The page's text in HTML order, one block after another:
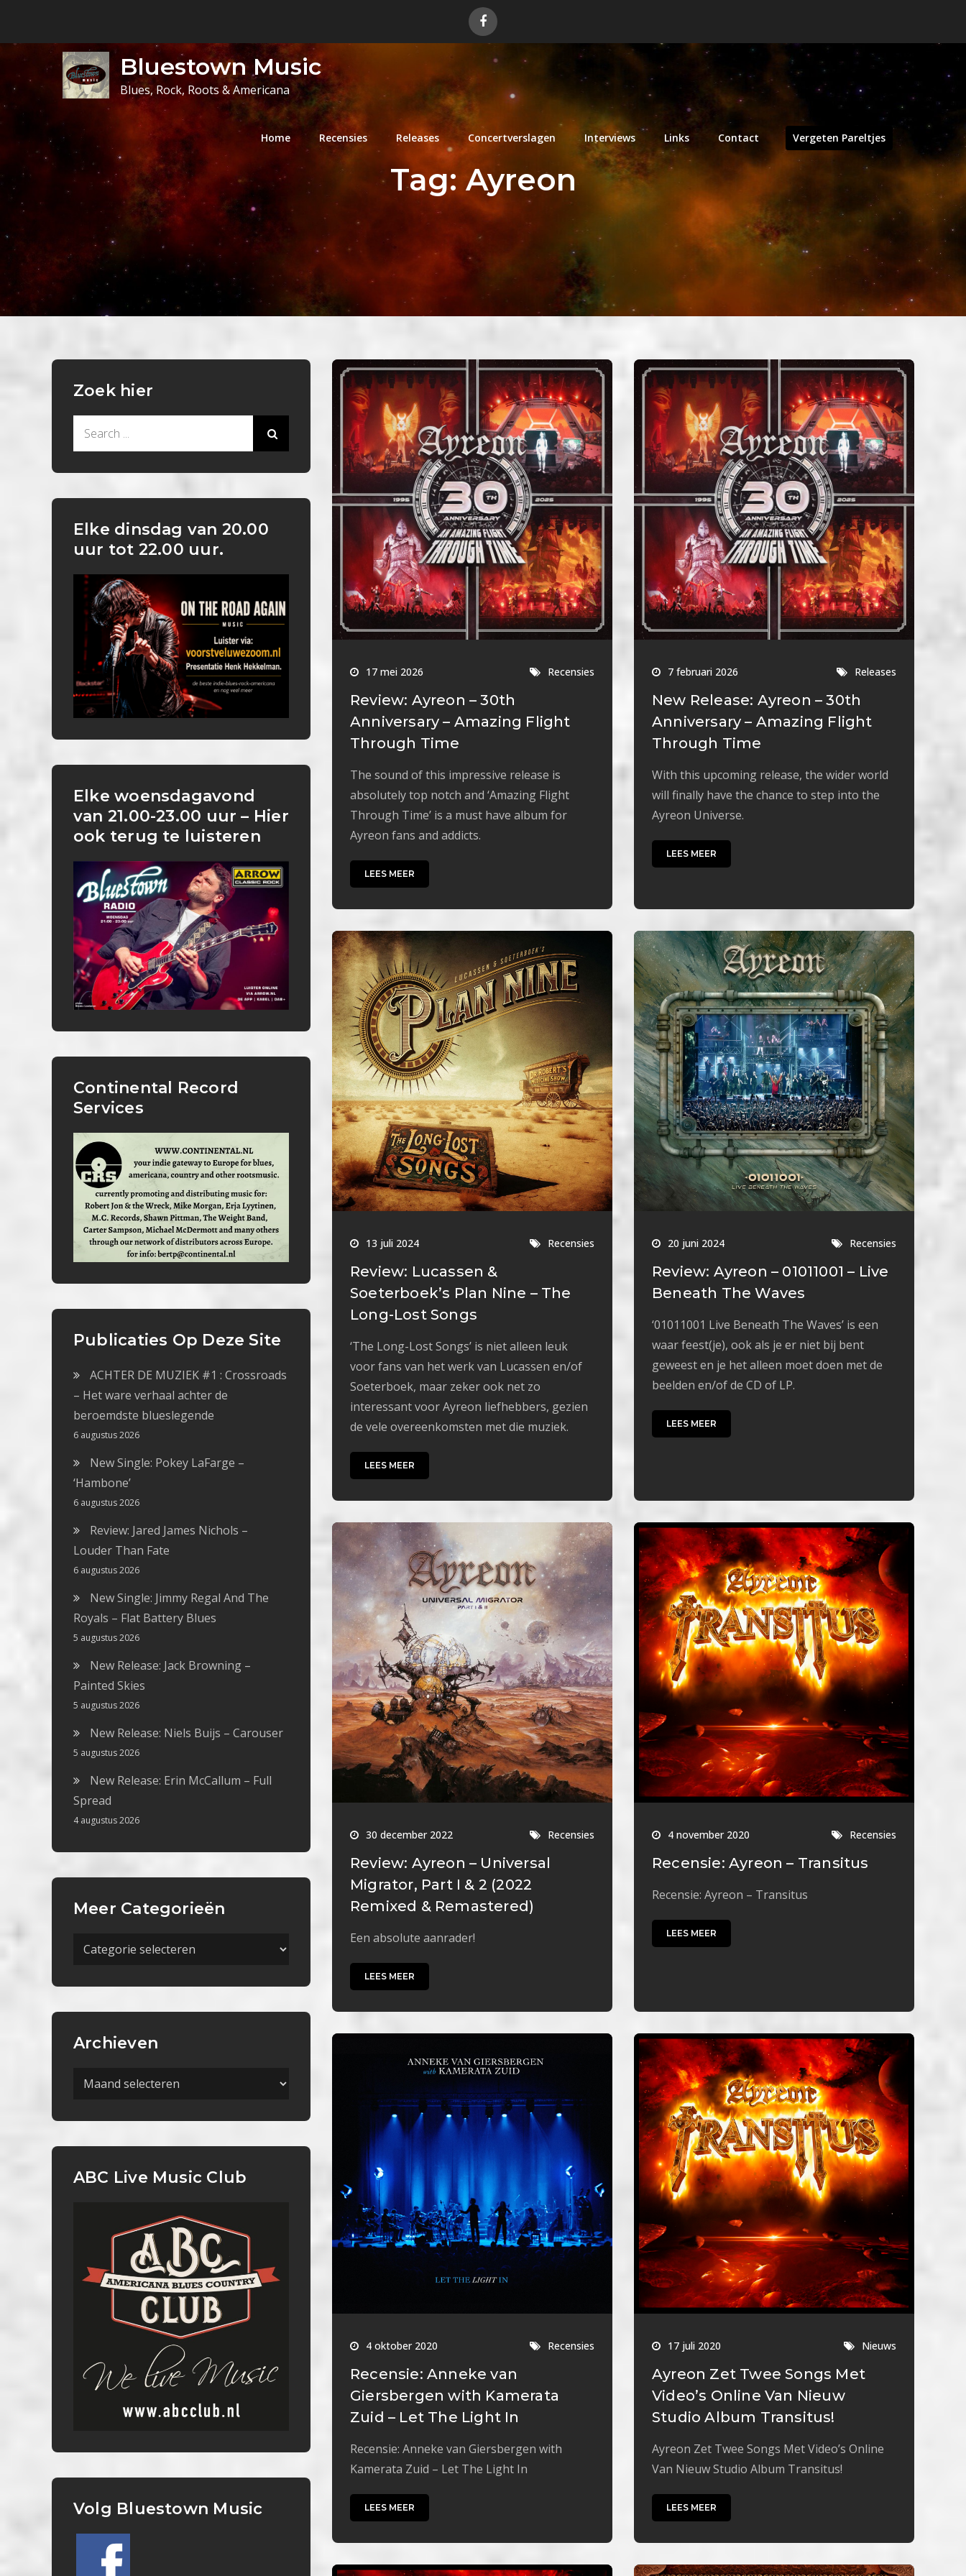
content
Bluestown Music
Blues, Rock, Roots & Americana
Home Recensies Releases Concertverslagen Interviews Links Contact Vergeten Pareltjes
Tag:Ayreon
17 mei 2026 Recensies
Review: Ayreon – 30th
Anniversary – Amazing Flight
Through Time
The sound of this impressive release is
absolutely top notch and ‘Amazing Flight
Through Time’ is a must have album for
Ayreon fans and addicts.
LEES MEER
7 februari 2026 Releases
New Release: Ayreon – 30th
Anniversary – Amazing Flight
Through Time
With this upcoming release, the wider world
will finally have the chance to step into the
Ayreon Universe.
LEES MEER
13 juli 2024 Recensies
Review: Lucassen &
Soeterboek’s Plan Nine – The
Long-Lost Songs
‘The Long-Lost Songs’ is niet alleen leuk
voor fans van het werk van Lucassen en/of
Soeterboek, maar zeker ook net zo
interessant voor Ayreon liefhebbers, gezien
de vele overeenkomsten met die muziek.
LEES MEER
20 juni 2024 Recensies
Review: Ayreon – 01011001 – Live
Beneath The Waves
‘01011001 Live Beneath The Waves’ is een
waar feest(je), ook als je er niet bij bent
geweest en je het alleen moet doen met de
beelden en/of de CD of LP.
LEES MEER
30 december 2022 Recensies
Review: Ayreon – Universal
Migrator, Part I & 2 (2022
Remixed & Remastered)
Een absolute aanrader!
LEES MEER
4 november 2020 Recensies
Recensie: Ayreon – Transitus
Recensie: Ayreon – Transitus
LEES MEER
4 oktober 2020 Recensies
Recensie: Anneke van
Giersbergen with Kamerata
Zuid – Let The Light In
Recensie: Anneke van Giersbergen with
Kamerata Zuid – Let The Light In
LEES MEER
17 juli 2020 Nieuws
Ayreon Zet Twee Songs Met
Video’s Online Van Nieuw
Studio Album Transitus!
Ayreon Zet Twee Songs Met Video’s Online
Van Nieuw Studio Album Transitus!
LEES MEER
Zoek hier
Elke dinsdag van 20.00
uur tot 22.00 uur.
Elke woensdagavond
van 21.00-23.00 uur – Hier
ook terug te luisteren
Continental Record
Services
Publicaties Op Deze Site
ACHTER DE MUZIEK #1 : Crossroads
– Het ware verhaal achter de
beroemdste blueslegende
6 augustus 2026
New Single: Pokey LaFarge –
‘Hambone’
6 augustus 2026
Review: Jared James Nichols –
Louder Than Fate
6 augustus 2026
New Single: Jimmy Regal And The
Royals – Flat Battery Blues
5 augustus 2026
New Release: Jack Browning –
Painted Skies
5 augustus 2026
New Release: Niels Buijs – Carouser
5 augustus 2026
New Release: Erin McCallum – Full
Spread
4 augustus 2026
Meer Categorieën
Meer
Archieven
Archieven
ABC Live Music Club
Volg Bluestown Music